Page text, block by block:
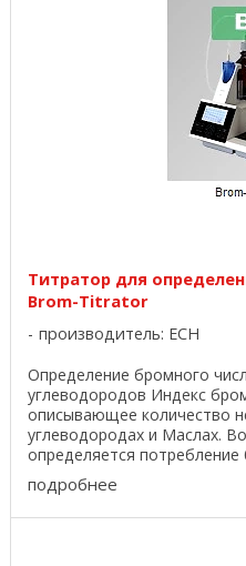
Титратор для
Brom-Titrator
производитель: ECH
Определение бромного
углеводородов Индекс
описывающее количество
углеводородах и Маслах.
определяется
двойных и ...
подробнее